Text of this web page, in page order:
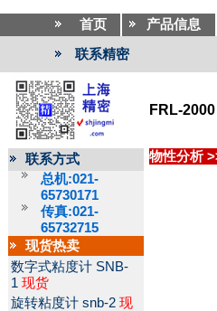
首页 产品信息
联系精密
FRL-
联系方式
总机:021-
65730171
传真:021-
65732715
现货热卖
数字式粘度计 SNB-
1 现货
旋转粘度计 snb-2 现
物性分析